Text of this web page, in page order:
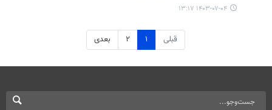
۱۴۰۳-۰۷-۰۴ ۱۳:۱۷
قبلی ۱ ۲ بعدی